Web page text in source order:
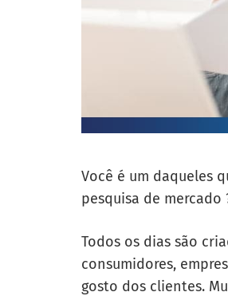
Você é um daqueles
pesquisa de mercado
Todos os dias são
consumidores,
gosto dos clientes.